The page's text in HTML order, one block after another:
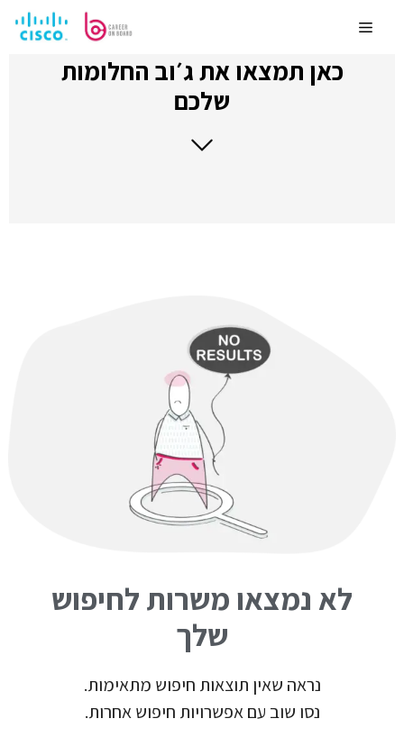
לתוכןMenu
כאן תמצאו את ג׳וב החלומות
שלכם
לא נמצאו משרות לחיפוש
שלך
נראה שאין תוצאות חיפוש מתאימות.
נסו שוב עם אפשרויות חיפוש אחרות.